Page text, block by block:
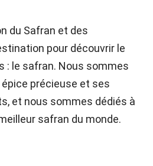
du Safran et des
pour découvrir le
: le safran. Nous sommes
précieuse et ses
et nous sommes dédiés à
safran du monde.